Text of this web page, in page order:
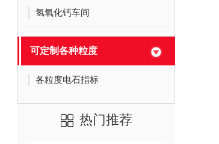
氢氧化钙车间
可定制各种粒度
各粒度电石指标
热门推荐